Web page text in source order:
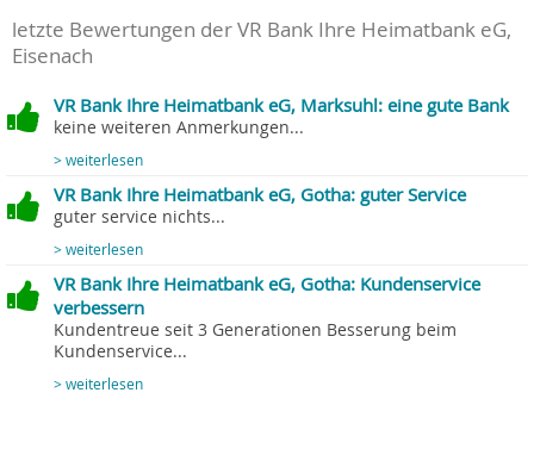
letzte Bewertungen der VR Bank Ihre Heimatbank eG,
Eisenach
VR Bank Ihre Heimatbank eG, Marksuhl: eine gute Bank
keine weiteren Anmerkungen...
> weiterlesen
VR Bank Ihre Heimatbank eG, Gotha: guter Service
guter service nichts...
> weiterlesen
VR Bank Ihre Heimatbank eG, Gotha: Kundenservice
verbessern
Kundentreue seit 3 Generationen Besserung beim
Kundenservice...
> weiterlesen